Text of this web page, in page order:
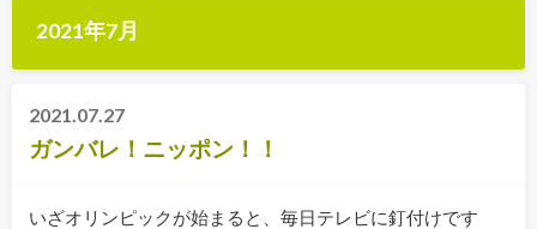
2021年7月
2021.07.27
ガンバレ！ニッポン！！
いざオリンピックが始まると、毎日テレビに釘付けです